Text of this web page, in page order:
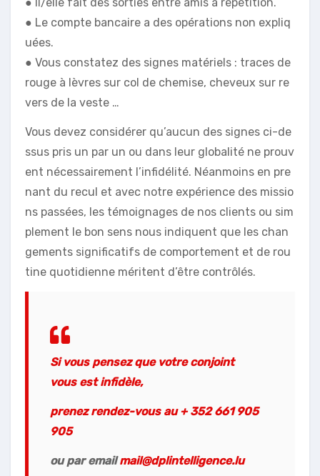
● Le compte bancaire a des opérations non expliq
uées.
● Vous constatez des signes matériels : traces de
rouge à lèvres sur col de chemise, cheveux sur re
vers de la veste …
Vous devez considérer qu’aucun des signes ci-de
ssus pris un par un ou dans leur globalité ne prouv
ent nécessairement l’infidélité. Néanmoins en pre
nant du recul et avec notre expérience des missio
ns passées, les témoignages de nos clients ou sim
plement le bon sens nous indiquent que les chan
gements significatifs de comportement et de rou
tine quotidienne méritent d’être contrôlés.
Si vous pensez que votre conjoint
vous est infidèle,
prenez rendez-vous au + 352 661 905
905
ou par emailmail@dplintelligence.lu